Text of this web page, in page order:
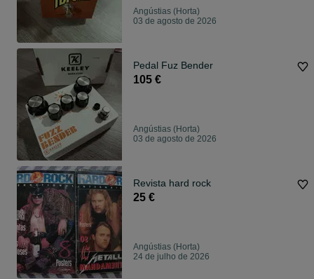
Angústias (Horta)
03 de agosto de 2026
Pedal Fuz Bender
105 €
Angústias (Horta)
03 de agosto de 2026
Revista hard rock
25 €
Angústias (Horta)
24 de julho de 2026